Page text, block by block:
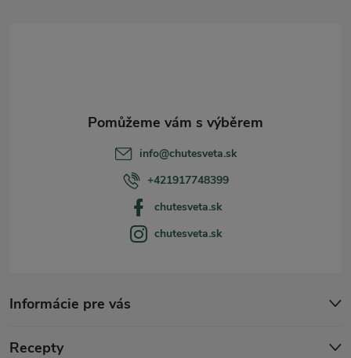
info@chutesveta.sk
+421917748399
chutesveta.sk
chutesveta.sk
Informácie pre vás
Recepty